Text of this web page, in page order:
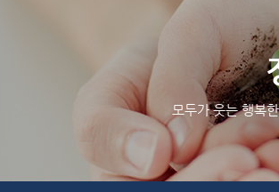
채용정보
인재정보
관련사이트
모두가 웃는 행복